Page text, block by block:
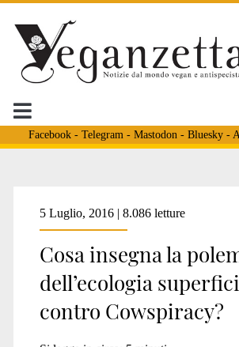
Facebook- Telegram - Mastodon - Bluesky-
Tag:
Italia</span>
5 Luglio, 2016 | 8.086 letture
Cosa insegna la
dell’ecologia
contro Cowspiracy?